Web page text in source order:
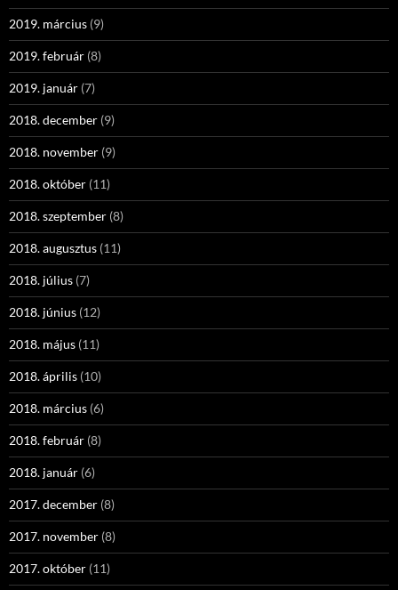
2019. március (9)
2019. február (8)
2019. január (7)
2018. december (9)
2018. november (9)
2018. október (11)
2018. szeptember (8)
2018. augusztus (11)
2018. július (7)
2018. június (12)
2018. május (11)
2018. április (10)
2018. március (6)
2018. február (8)
2018. január (6)
2017. december (8)
2017. november (8)
2017. október (11)